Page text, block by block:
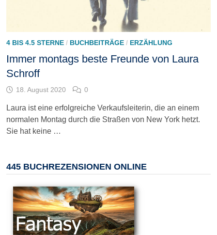
4 BIS 4.5 STERNE/ BUCHBEITRÄGE/ ERZÄHLUNG
Immer montags beste Freunde von Laura
Schroff
18. August 2020 0
Laura ist eine erfolgreiche Verkaufsleiterin, die an einem
normalen Montag durch die Straßen von New York hetzt.
Sie hat keine …
445 BUCHREZENSIONEN ONLINE